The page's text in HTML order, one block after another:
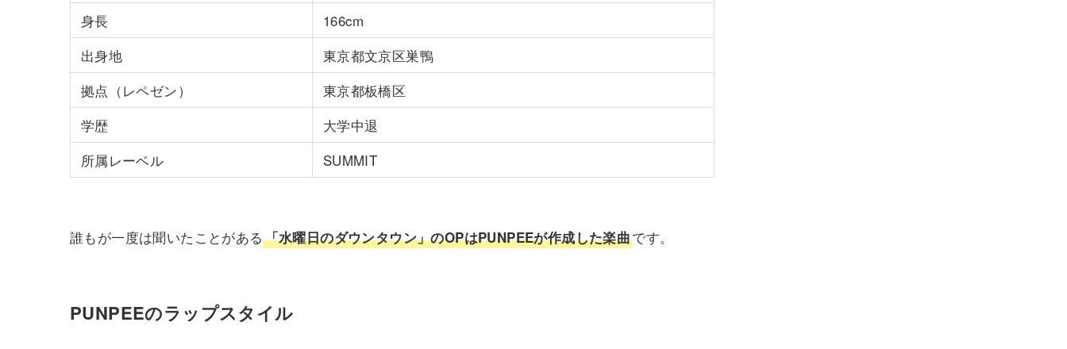
身長
166cm
出身地
東京都文京区巣鴨
拠点（レペゼン）
東京都板橋区
学歴
大学中退
所属レーベル
SUMMIT
誰もが一度は聞いたことがある「水曜日のダウンタウン」のOPはPUNPEEが作成した楽曲です。
PUNPEEのラップスタイル